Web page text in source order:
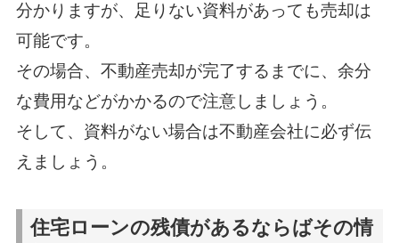
分かりますが、足りない資料があっても売却は
可能です。
その場合、不動産売却が完了するまでに、余分
な費用などがかかるので注意しましょう。
そして、資料がない場合は不動産会社に必ず伝
えましょう。
住宅ローンの残債があるならばその情